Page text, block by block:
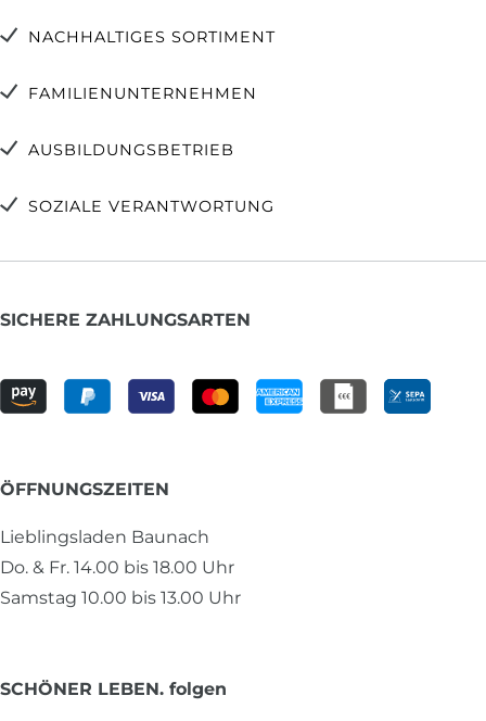
NACHHALTIGES SORTIMENT
FAMILIENUNTERNEHMEN
AUSBILDUNGSBETRIEB
SOZIALE VERANTWORTUNG
SICHERE ZAHLUNGSARTEN
ÖFFNUNGSZEITEN
Lieblingsladen Baunach
Do. & Fr. 14.00 bis 18.00 Uhr
Samstag 10.00 bis 13.00 Uhr
SCHÖNER LEBEN. folgen